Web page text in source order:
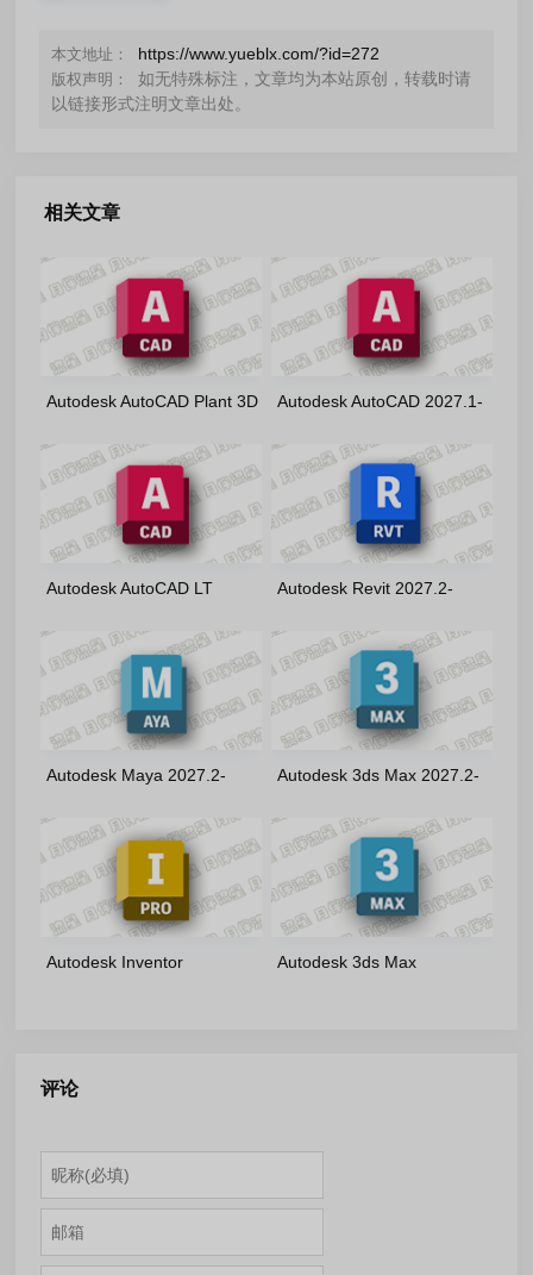
本文地址： https://www.yueblx.com/?id=272
版权声明：
如无特殊标注，文章均为本站原创，转载时请
以链接形式注明文章出处。
相关文章
Autodesk AutoCAD Plant 3D
2027.1-m0nkrus(英文版)
Autodesk AutoCAD 2027.1-
m0nkrus(英文版)
Autodesk AutoCAD LT
2027.1-m0nkrus(英文版)
Autodesk Revit 2027.2-
m0nkrus 多语言版
Autodesk Maya 2027.2-
m0nkrus 多语言版
Autodesk 3ds Max 2027.2-
m0nkrus 多语言版
Autodesk Inventor
Autodesk 3ds Max
评论